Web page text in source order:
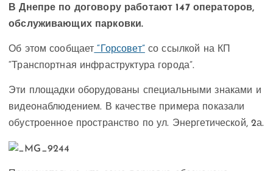
В Днепре по договору работают 147 операторов,
обслуживающих парковки.
Об этом сообщает “Горсовет” со ссылкой на КП
“Транспортная инфраструктура города”.
Эти площадки оборудованы специальными знаками и
видеонаблюдением. В качестве примера показали
обустроенное пространство по ул. Энергетической, 2а.